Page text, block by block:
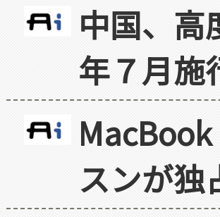
中国、高
年７月施
スンが独